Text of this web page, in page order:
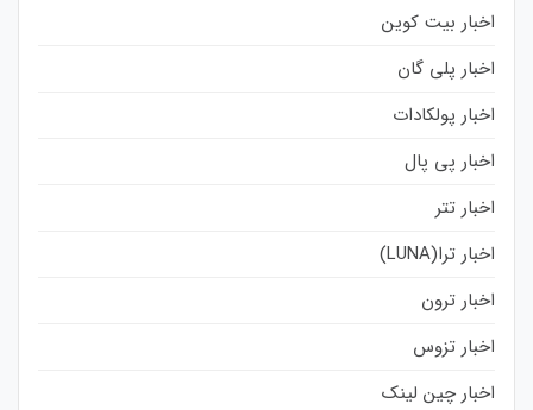
اخبار بیت کوین
اخبار پلی گان
اخبار پولکادات
اخبار پی پال
اخبار تتر
اخبار ترا(LUNA)
اخبار ترون
اخبار تزوس
اخبار چین لینک